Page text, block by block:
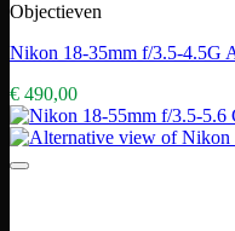
Objectieven
Nikon 18-35mm f/3.5-4.5G
€ 490,00